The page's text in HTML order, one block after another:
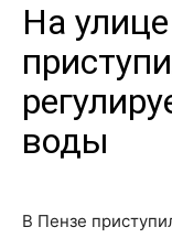
На
воды
В Пензе